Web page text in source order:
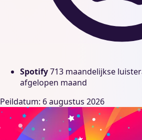
Spotify713 maandelijkse
afgelopen maand
Peildatum: 6 augustus 2026